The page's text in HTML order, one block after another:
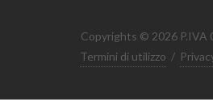
Copyrights © 2026 P.IVA
Termini di utilizzo /